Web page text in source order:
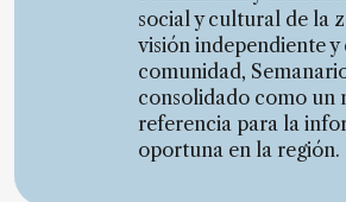
social y cultural de la
visión independiente y
comunidad,
consolidado como un
referencia para la
oportuna en la región.